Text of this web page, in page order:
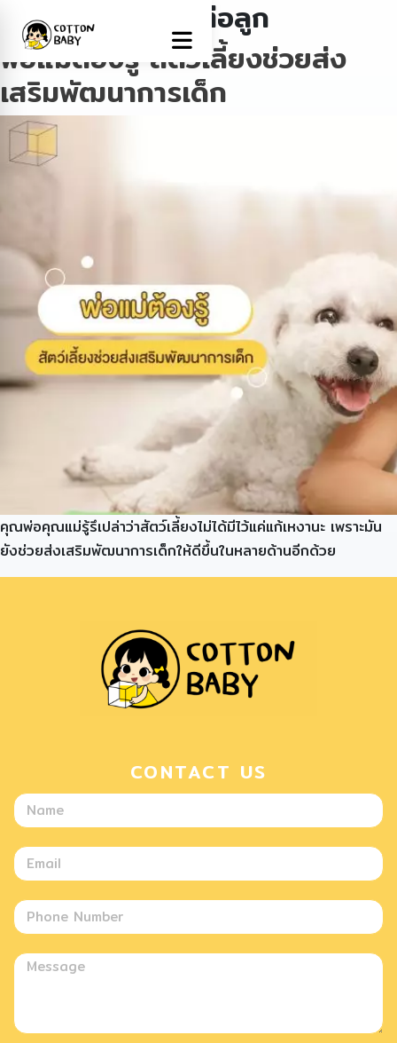
Tag:สัตว์เลี้ยงดีต่อลูก
พ่อแม่ต้องรู้ สัตว์เลี้ยงช่วยส่ง
เสริมพัฒนาการเด็ก
คุณพ่อคุณแม่รู้รึเปล่าว่าสัตว์เลี้ยงไม่ได้มีไว้แค่แก้เหงานะ เพราะมัน
ยังช่วยส่งเสริมพัฒนาการเด็กให้ดีขึ้นในหลายด้านอีกด้วย
CONTACT US